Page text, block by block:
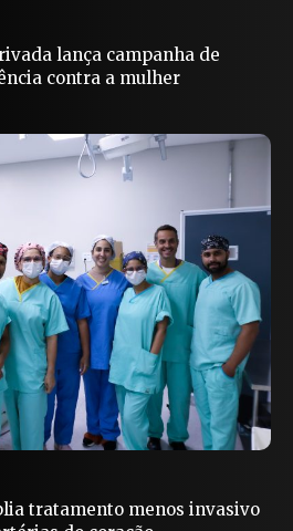
lança campanha de
contra a mulher
tratamento menos invasivo